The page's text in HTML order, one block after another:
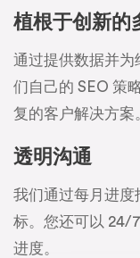
植根于创新的
通过提供数据并为
们自己的 SEO 策
复的客户解决方案
透明沟通
我们通过每月进度
标。您还可以 24/
进度。